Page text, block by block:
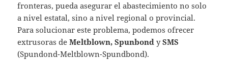
fronteras, pueda asegurar el abastecimiento no solo
a nivel estatal, sino a nivel regional o provincial.
Para solucionar este problema, podemos ofrecer
extrusoras deMeltblown, Spunbond ySMS
(Spundond-Meltblown-Spundbond).